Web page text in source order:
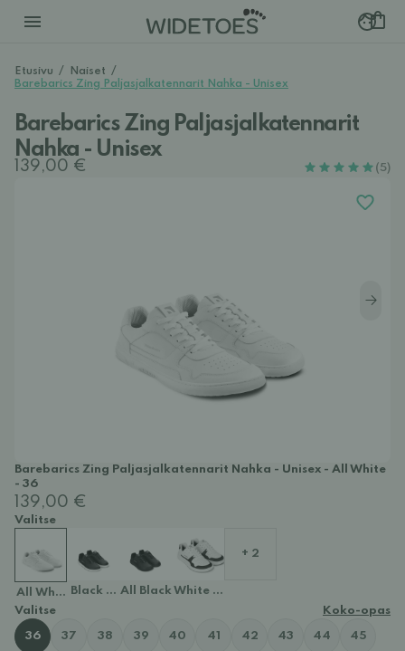
Etusivu / Naiset /
Barebarics Zing Paljasjalkatennarit Nahka - Unisex
Barebarics Zing Paljasjalkatennarit
Nahka - Unisex
139,00 € (5)
Barebarics Zing Paljasjalkatennarit Nahka - Unisex - All White
- 36
139,00 €
Valitse
All White Black & White
All Black White & Black
+ 2
Valitse Koko-opas
36 37 38 39 40 41 42 43 44 45